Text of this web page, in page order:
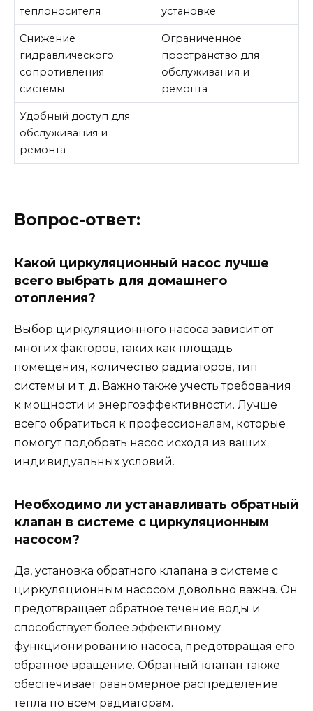
теплоносителя
установке
Снижение
гидравлического
сопротивления
системы
Ограниченное
пространство для
обслуживания и
ремонта
Удобный доступ для
обслуживания и
ремонта
Вопрос-ответ:
Какой циркуляционный насос лучше
всего выбрать для домашнего
отопления?
Выбор циркуляционного насоса зависит от
многих факторов, таких как площадь
помещения, количество радиаторов, тип
системы и т. д. Важно также учесть требования
к мощности и энергоэффективности. Лучше
всего обратиться к профессионалам, которые
помогут подобрать насос исходя из ваших
индивидуальных условий.
Необходимо ли устанавливать обратный
клапан в системе с циркуляционным
насосом?
Да, установка обратного клапана в системе с
циркуляционным насосом довольно важна. Он
предотвращает обратное течение воды и
способствует более эффективному
функционированию насоса, предотвращая его
обратное вращение. Обратный клапан также
обеспечивает равномерное распределение
тепла по всем радиаторам.